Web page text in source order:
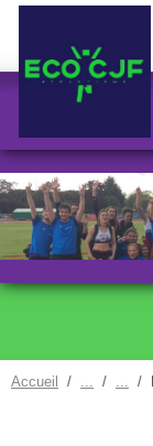
Accueil